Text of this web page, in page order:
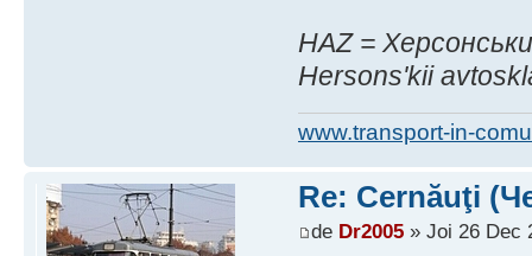
HAZ =
Hersons'kii
www.transport-in-
Re: Cernăuţi
de Dr2005» Joi 26 Dec